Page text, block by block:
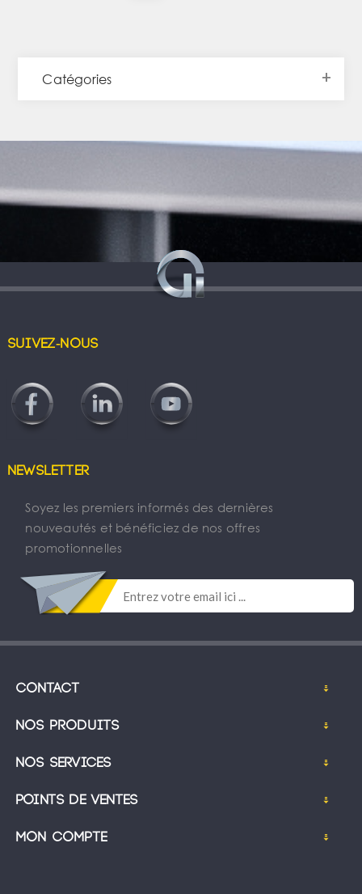
Catégories
Suivez-nous
Newsletter
Soyez les premiers informés des dernières
nouveautés et bénéficiez de nos offres
promotionnelles
Contact
Nos produits
Nos services
Points de ventes
Mon compte